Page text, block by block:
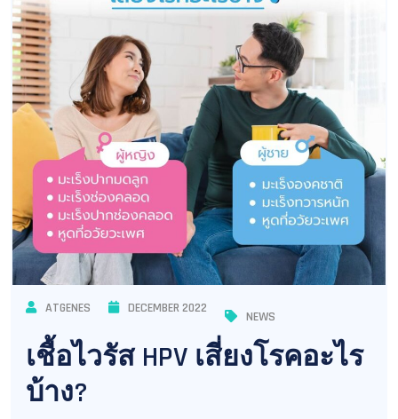
ATGENES DECEMBER 2022
NEWS
เชื้อไวรัส HPV เสี่ยงโรคอะไร
บ้าง?